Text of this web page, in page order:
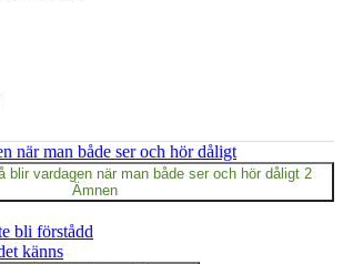
när man både ser och hör dåligt
blir vardagen när man både ser och hör dåligt 2
Ämnen
bli förstådd
känns